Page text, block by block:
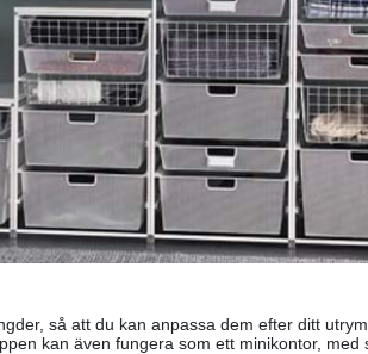
så att du kan anpassa dem efter ditt
kan även fungera som ett minikontor, med